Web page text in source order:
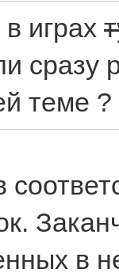
играх
сразу
теме ?
в